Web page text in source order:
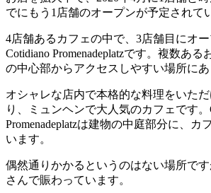
でにもう1店舗のオープンが予定されて
4店舗あるカフェの中で、3店舗目にオー
Cotidiano Promenadeplatzです。複数あ
の中心部からアクセスしやすい場所にあ
オシャレな店内で本格的な料理をいた
り、ミュンヘンで大人気のカフェです。
Promenadeplatzは建物の中庭部分に、カ
います。
偶然通りかかるというのはない場所で
さんで賑わっています。